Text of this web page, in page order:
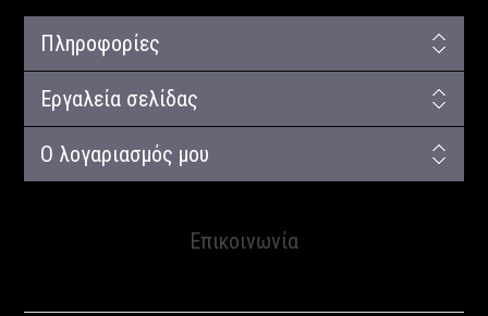
Πληροφορίες
Εργαλεία σελίδας
Ο λογαριασμός μου
Επικοινωνία